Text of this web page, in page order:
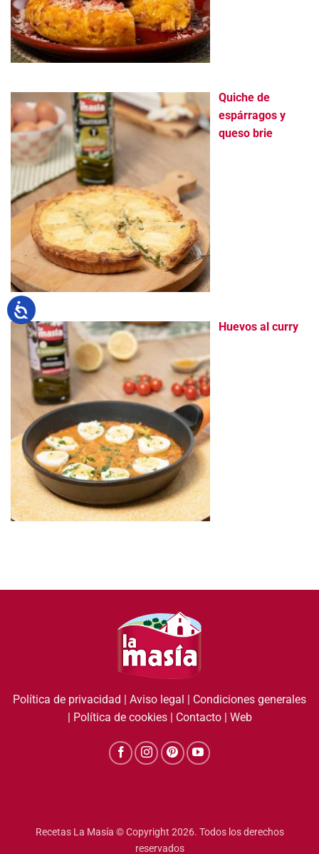
Quiche de
espárragos y
queso brie
Huevos al curry
Política de privacidad Aviso legal
Condiciones generales
Política de cookies| Contacto| Web
Recetas La Masía © Copyright 2026. Todos los derechos
reservados